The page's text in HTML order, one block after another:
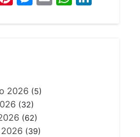
2026 (5)
(32)
(62)
(39)